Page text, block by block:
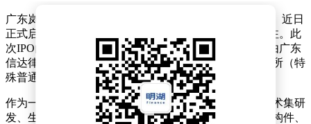
广东岚瑞技术集团股份有限公司（以下简称“岚瑞技术”）近日
正式启动首次公开募股（IPO）进程，引发市场广泛关注。此
次IPO的辅导机构为中信证券股份有限公司，法律事务由广东
信达律师事务所负责，审计工作则交由天健会计师事务所（特
殊普通合伙）承担。
作为一家立足东莞、面向全球的高新技术企业，岚瑞技术集研
发、生产与销售于一体，致力于为全球客户提供精密结构件、